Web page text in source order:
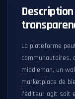
La plateforme
communautaires,
middleman, un
marketplace de
l'éditeur agit soit